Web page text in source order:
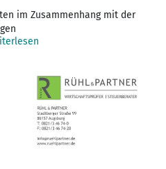
im Zusammenhang mit der